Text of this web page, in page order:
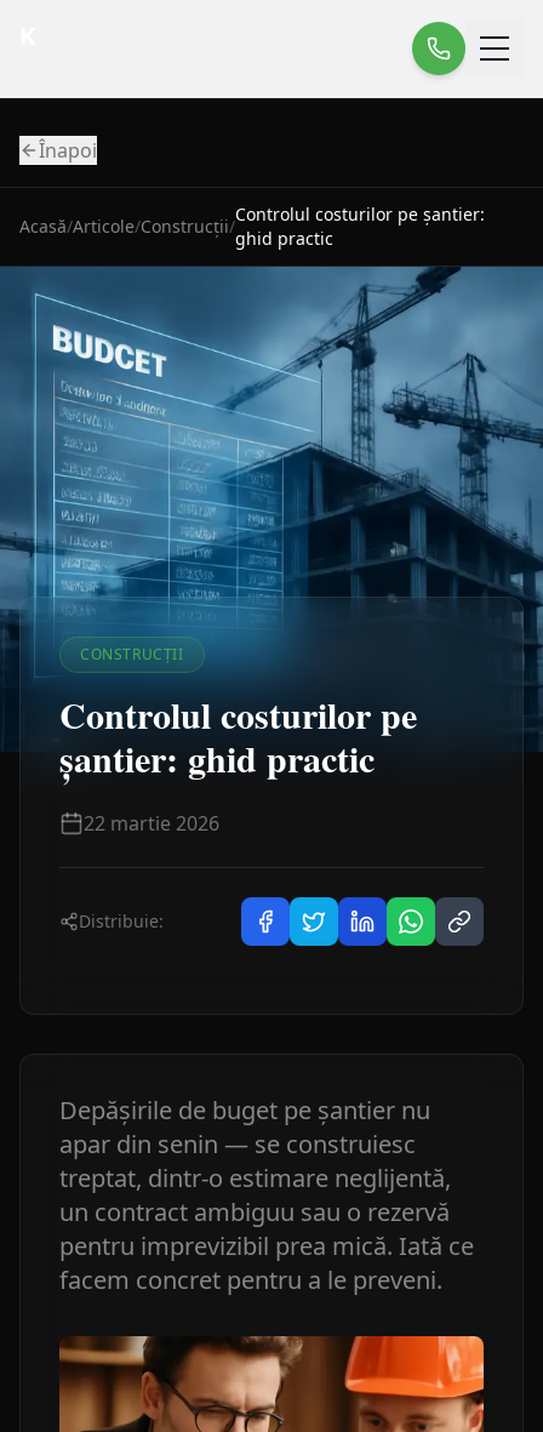
Înapoi
Acasă/Articole/Construcții/
Controlul costurilor pe șantier:
ghid practic
CONSTRUCȚII
Controlul costurilor pe
șantier: ghid practic
22 martie 2026
Distribuie:
Depășirile de buget pe șantier nu
apar din senin — se construiesc
treptat, dintr-o estimare neglijentă,
un contract ambiguu sau o rezervă
pentru imprevizibil prea mică. Iată ce
facem concret pentru a le preveni.